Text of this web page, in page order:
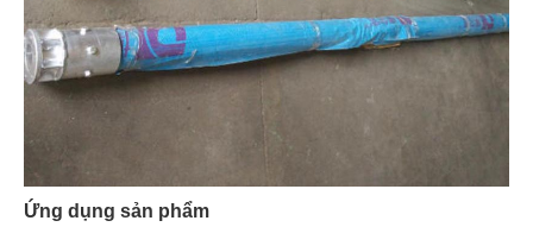
Ứng dụng sản phẩm